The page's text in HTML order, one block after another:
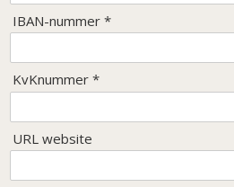
IBAN-nummer *
KvKnummer *
URL website